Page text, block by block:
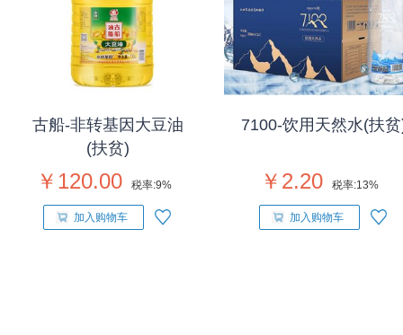
古船-非转基因大豆油
(扶贫)
￥120.00 税率:9%
加入购物车
7100-饮用天然水(扶
￥2.20 税率:13%
加入购物车